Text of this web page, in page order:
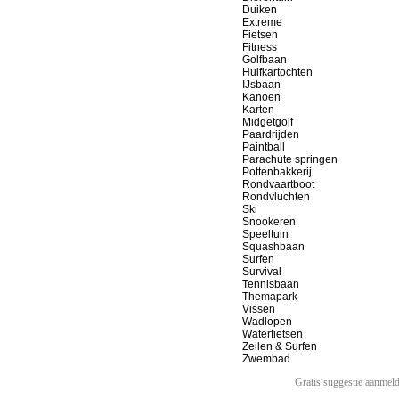
Duiken
Extreme
Fietsen
Fitness
Golfbaan
Huifkartochten
IJsbaan
Kanoen
Karten
Midgetgolf
Paardrijden
Paintball
Parachute springen
Pottenbakkerij
Rondvaartboot
Rondvluchten
Ski
Snookeren
Speeltuin
Squashbaan
Surfen
Survival
Tennisbaan
Themapark
Vissen
Wadlopen
Waterfietsen
Zeilen & Surfen
Zwembad
Gratis suggestie